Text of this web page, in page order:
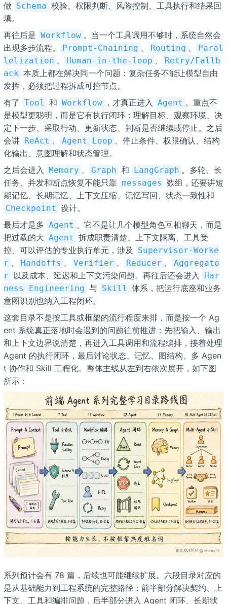
做 Schema 校验、权限判断、风险控制、工具执行和结果回
填。
再往后是 Workflow 。当一个工具调用不够时，系统自然会
出现多步流程。
Prompt-Chaining 、 Routing 、
Paral
lelization 、 Human-in-the-loop 、
Retry/Fallb
ack 本质上都在解决同一个问题：复杂任务不能让模型自由
发挥，必须把过程拆成可控节点。
有了 Tool 和 Workflow ，才真正进入 Agent 。重点不
是模型更聪明，而是它有执行闭环：理解目标、观察环境、决
定下一步、采取行动、更新状态、判断是否继续或停止。之后
会讲 ReAct 、 Agent Loop 、停止条件、权限确认、结构
化输出、意图理解和状态管理。
之后会进入
Memory 、 Graph 和 LangGraph 。多轮、长
任务、并发和断点恢复不能只靠 messages 数组，还要讲短
期记忆、长期记忆、上下文压缩、记忆写回、状态一致性和
Checkpoint 设计。
最后才是多 Agent 。它不是让几个模型角色互相聊天，而是
把过载的大 Agent 拆成职责清楚、上下文隔离、工具受
控、可以评估的专业执行单元，涉及
Supervisor-Worke
r 、 Handoffs 、 Verifier 、 Reducer 、
Aggregato
r 以及成本、延迟和上下文污染问题。再往后还会进入
Har
ness Engineering 与 Skill 体系，把运行底座和业务
意图识别也纳入工程闭环。
这套目录不是按工具或框架的流行程度来排，而是按一个 Ag
ent 系统真正落地时会遇到的问题往前推进：先把输入、输出
和上下文边界说清楚，再进入工具调用和流程编排，接着处理
Agent 的执行闭环，最后讨论状态、记忆、图结构、多 Agen
t 协作和 Skill 工程化。整体主线从左到右依次展开，如下图
所示：
系列预计会有 78 篇，后续也可能继续扩展。六段目录对应的
是从基础能力到工程系统的完整路径：前半部分解决契约、上
下文、工具和编排问题，后半部分进入 Agent 闭环、长期状